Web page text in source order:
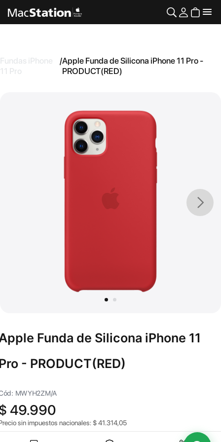
Fundas iPhone
11 Pro
/Apple Funda de Silicona iPhone 11 Pro -
PRODUCT(RED)
Funda de Silicona iPhone 11
- PRODUCT(RED)
MWYH2ZM/A
49.990
sin impuestos nacionales: $41.314,05